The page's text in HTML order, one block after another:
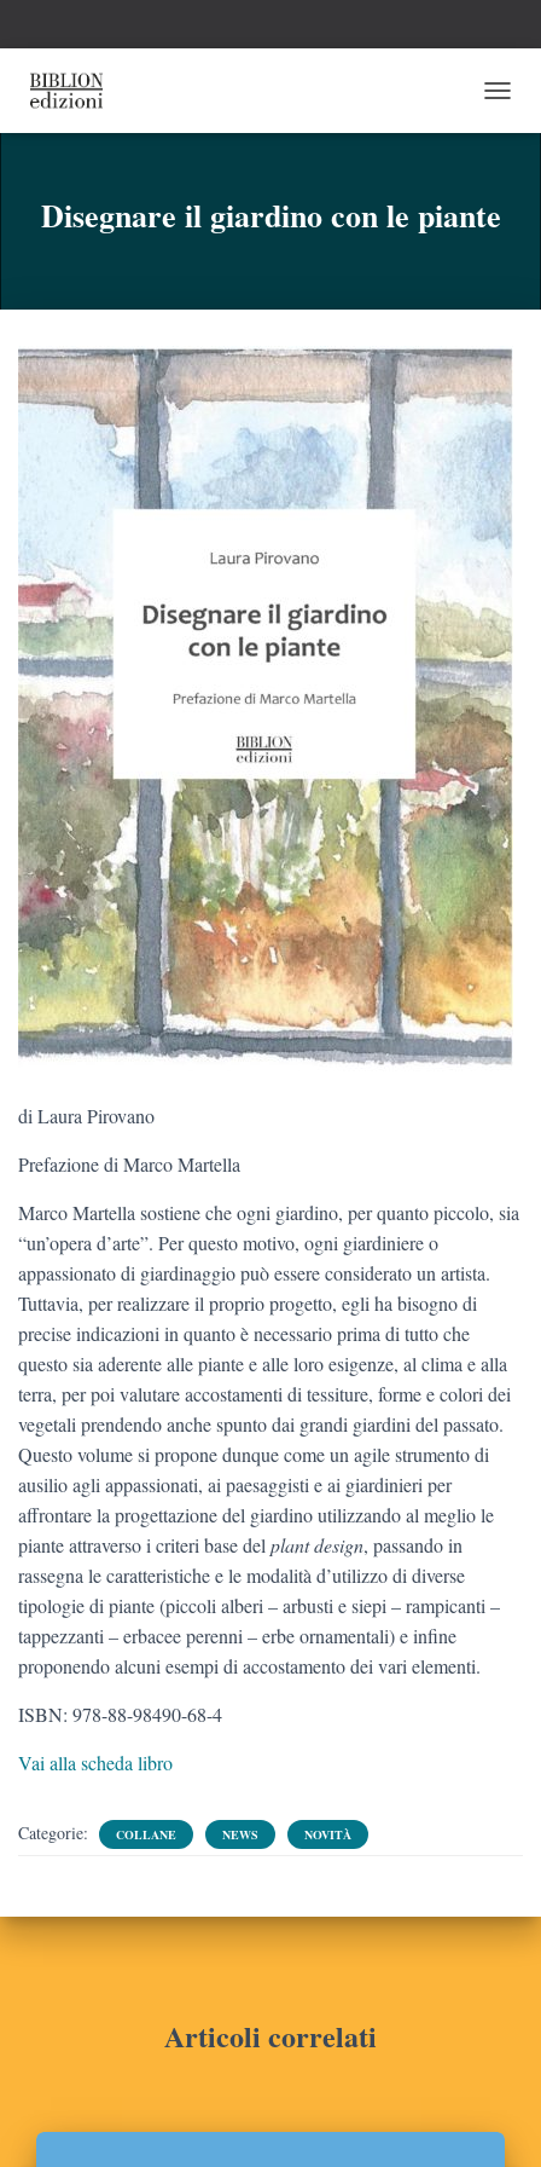
A
A
N
T
O
G
G
L
E
Disegnare il giardino con le piante
di Laura Pirovano
Prefazione di Marco Martella
Marco Martella sostiene che ogni giardino, per quanto piccolo, sia
“un’opera d’arte”. Per questo motivo, ogni giardiniere o
appassionato di giardinaggio può essere considerato un artista.
Tuttavia, per realizzare il proprio progetto, egli ha bisogno di
precise indicazioni in quanto è necessario prima di tutto che
questo sia aderente alle piante e alle loro esigenze, al clima e alla
terra, per poi valutare accostamenti di tessiture, forme e colori dei
vegetali prendendo anche spunto dai grandi giardini del passato.
Questo volume si propone dunque come un agile strumento di
ausilio agli appassionati, ai paesaggisti e ai giardinieri per
affrontare la progettazione del giardino utilizzando al meglio le
piante attraverso i criteri base del plant design, passando in
rassegna le caratteristiche e le modalità d’utilizzo di diverse
tipologie di piante (piccoli alberi – arbusti e siepi – rampicanti –
tappezzanti – erbacee perenni – erbe ornamentali) e infine
proponendo alcuni esempi di accostamento dei vari elementi.
ISBN: 978-88-98490-68-4
Vai alla scheda libro
Categorie: COLLANE NEWS NOVITÀ
Articoli correlati